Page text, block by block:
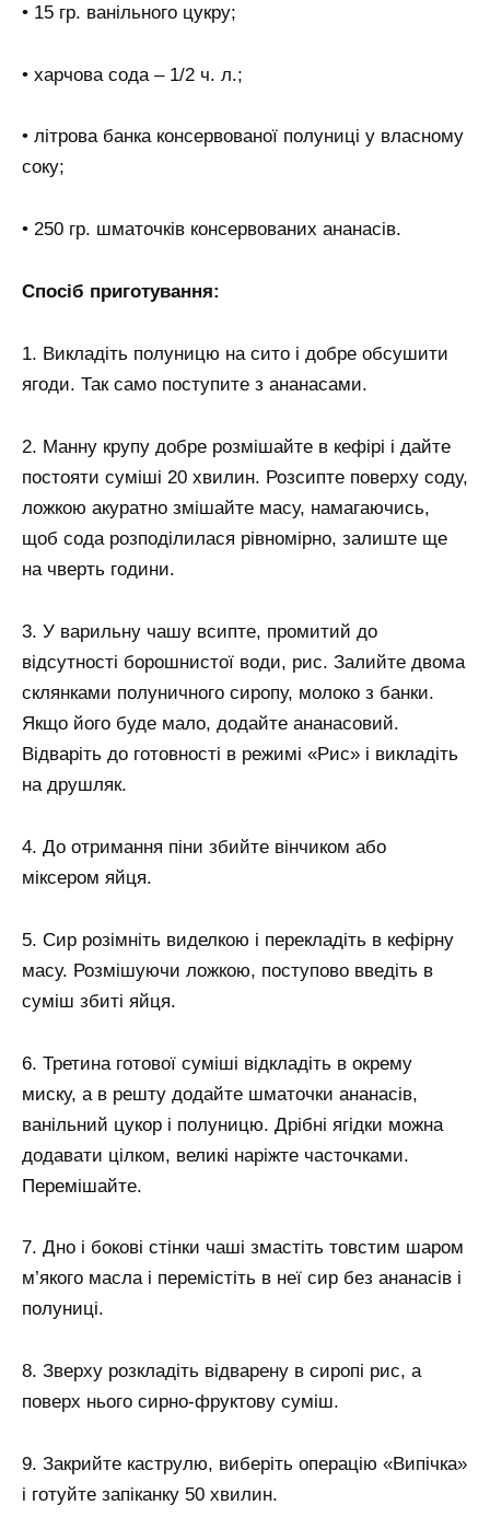
• 15 гр. ванільного цукру;
• харчова сода – 1/2 ч. л.;
• літрова банка консервованої полуниці у власному
соку;
• 250 гр. шматочків консервованих ананасів.
Спосіб приготування:
1. Викладіть полуницю на сито і добре обсушити
ягоди. Так само поступите з ананасами.
2. Манну крупу добре розмішайте в кефірі і дайте
постояти суміші 20 хвилин. Розсипте поверху соду,
ложкою акуратно змішайте масу, намагаючись,
щоб сода розподілилася рівномірно, залиште ще
на чверть години.
3. У варильну чашу всипте, промитий до
відсутності борошнистої води, рис. Залийте двома
склянками полуничного сиропу, молоко з банки.
Якщо його буде мало, додайте ананасовий.
Відваріть до готовності в режимі «Рис» і викладіть
на друшляк.
4. До отримання піни збийте вінчиком або
міксером яйця.
5. Сир розімніть виделкою і перекладіть в кефірну
масу. Розмішуючи ложкою, поступово введіть в
суміш збиті яйця.
6. Третина готової суміші відкладіть в окрему
миску, а в решту додайте шматочки ананасів,
ванільний цукор і полуницю. Дрібні ягідки можна
додавати цілком, великі наріжте часточками.
Перемішайте.
7. Дно і бокові стінки чаші змастіть товстим шаром
м’якого масла і перемістіть в неї сир без ананасів і
полуниці.
8. Зверху розкладіть відварену в сиропі рис, а
поверх нього сирно-фруктову суміш.
9. Закрийте каструлю, виберіть операцію «Випічка»
і готуйте запіканку 50 хвилин.